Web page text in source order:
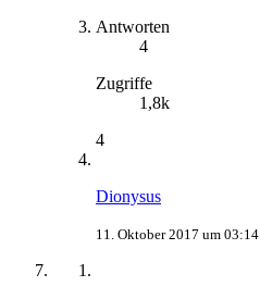
Antworten
4
Zugriffe
1,8k
4
Dionysus
11. Oktober 2017 um 03:14